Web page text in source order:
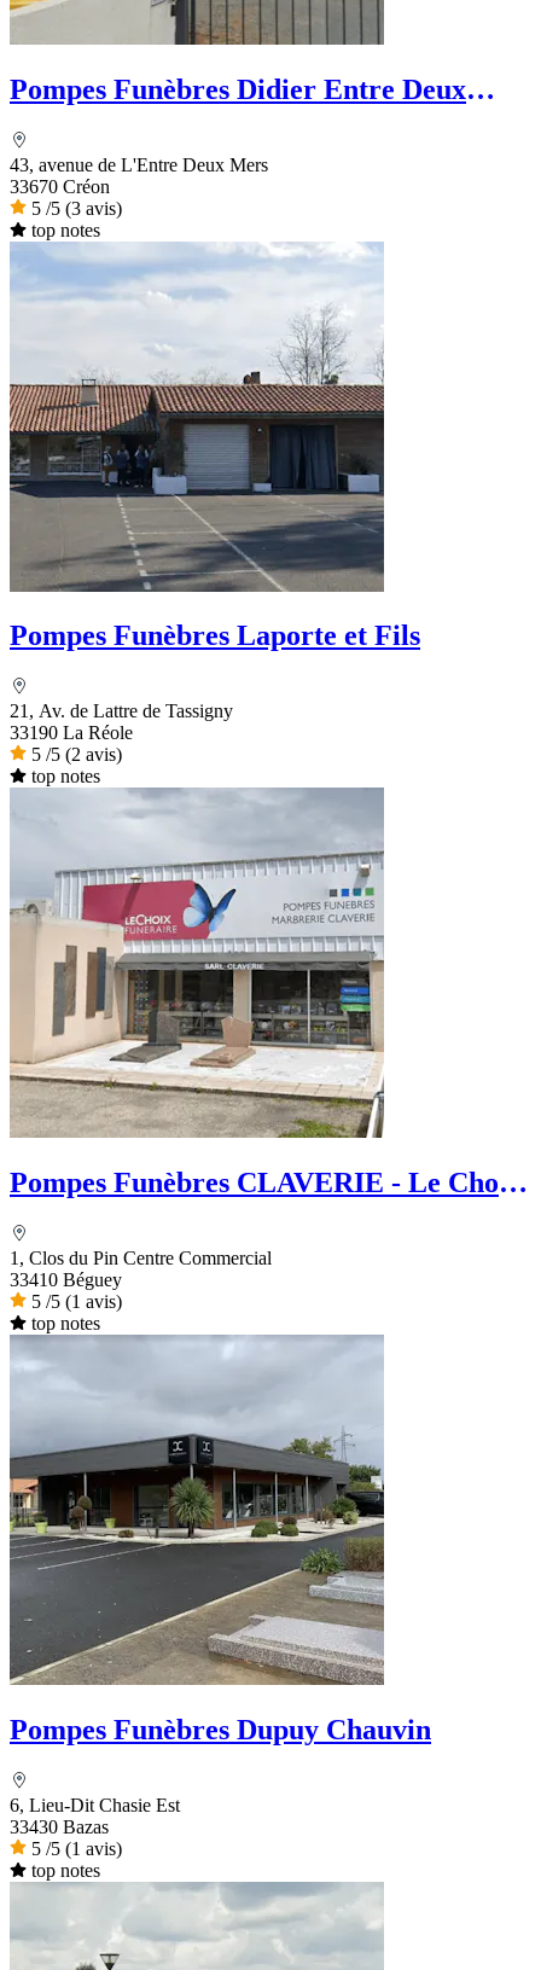
Pompes Funèbres Didier Entre Deux
43, avenue de L'Entre Deux Mers
33670 Créon
5 /5 (3 avis)
top notes
Pompes Funèbres Laporte et Fils
21, Av. de Lattre de Tassigny
33190 La Réole
5 /5 (2 avis)
top notes
Pompes Funèbres CLAVERIE - Le Choix
1, Clos du Pin Centre Commercial
33410 Béguey
5 /5 (1 avis)
top notes
Pompes Funèbres Dupuy Chauvin
6, Lieu-Dit Chasie Est
33430 Bazas
5 /5 (1 avis)
top notes